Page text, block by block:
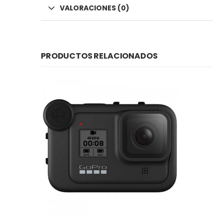
VALORACIONES (0)
PRODUCTOS RELACIONADOS